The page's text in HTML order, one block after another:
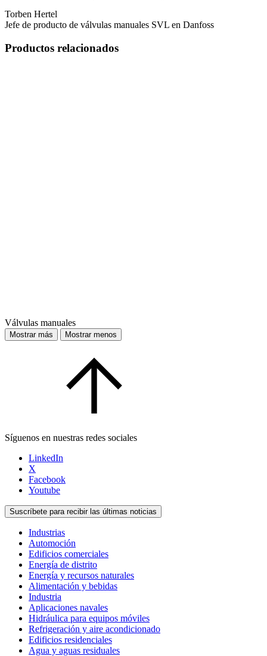
Torben Hertel
Jefe de producto de válvulas manuales SVL en Danfoss
Productos relacionados
Válvulas manuales
Mostrar más Mostrar menos
Síguenos en nuestras redes sociales
LinkedIn
X
Facebook
Youtube
Suscríbete para recibir las últimas noticias
Industrias
Automoción
Edificios comerciales
Energía de distrito
Energía y recursos naturales
Alimentación y bebidas
Industria
Aplicaciones navales
Hidráulica para equipos móviles
Refrigeración y aire acondicionado
Edificios residenciales
Agua y aguas residuales